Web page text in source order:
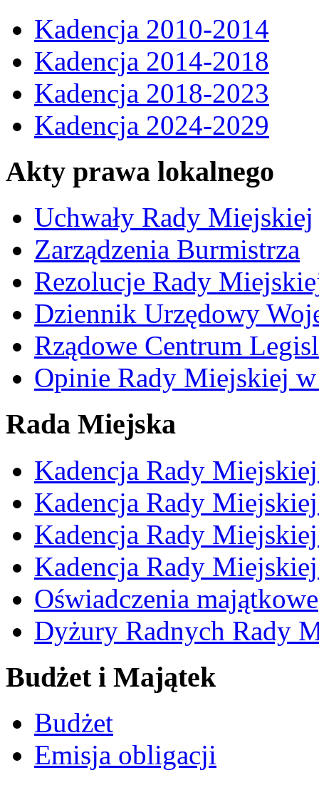
Kadencja 2010-2014
Kadencja 2014-2018
Kadencja 2018-2023
Kadencja 2024-2029
Akty prawa lokalnego
Uchwały Rady Miejskiej
Zarządzenia Burmistrza
Rezolucje Rady
Dziennik Urzędowy
Rządowe Centrum
Opinie Rady Miejskiej w
Rada Miejska
Kadencja Rady
Kadencja Rady
Kadencja Rady
Kadencja Rady
Oświadczenia majątkowe
Dyżury Radnych Rady
Budżet i Majątek
Budżet
Emisja obligacji